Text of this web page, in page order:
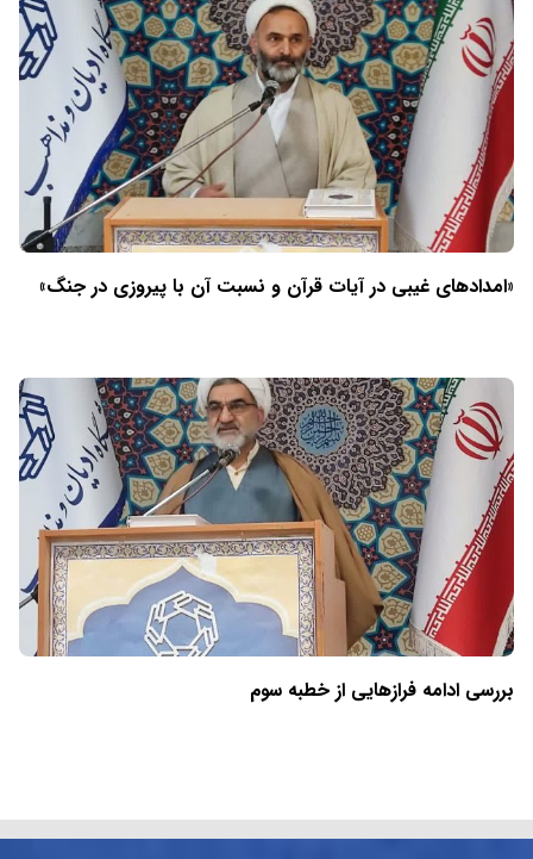
«امدادهای غیبی در آیات قرآن و نسبت آن با پیروزی در جنگ»
بررسی ادامه فرازهایی از خطبه سوم